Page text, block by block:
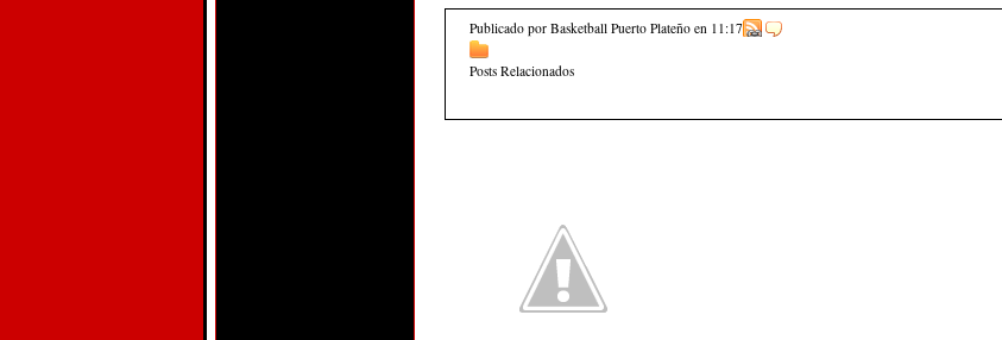
Publicado por Basketball Puerto Plateño en 11:17
Posts Relacionados